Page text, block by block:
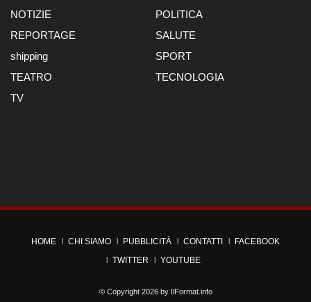
NOTIZIE
POLITICA
REPORTAGE
SALUTE
shipping
SPORT
TEATRO
TECNOLOGIA
TV
HOME CHI SIAMO PUBBLICITÀ CONTATTI
FACEBOOK
TWITTER
YOUTUBE
© Copyright 2026 by IlFormat.info